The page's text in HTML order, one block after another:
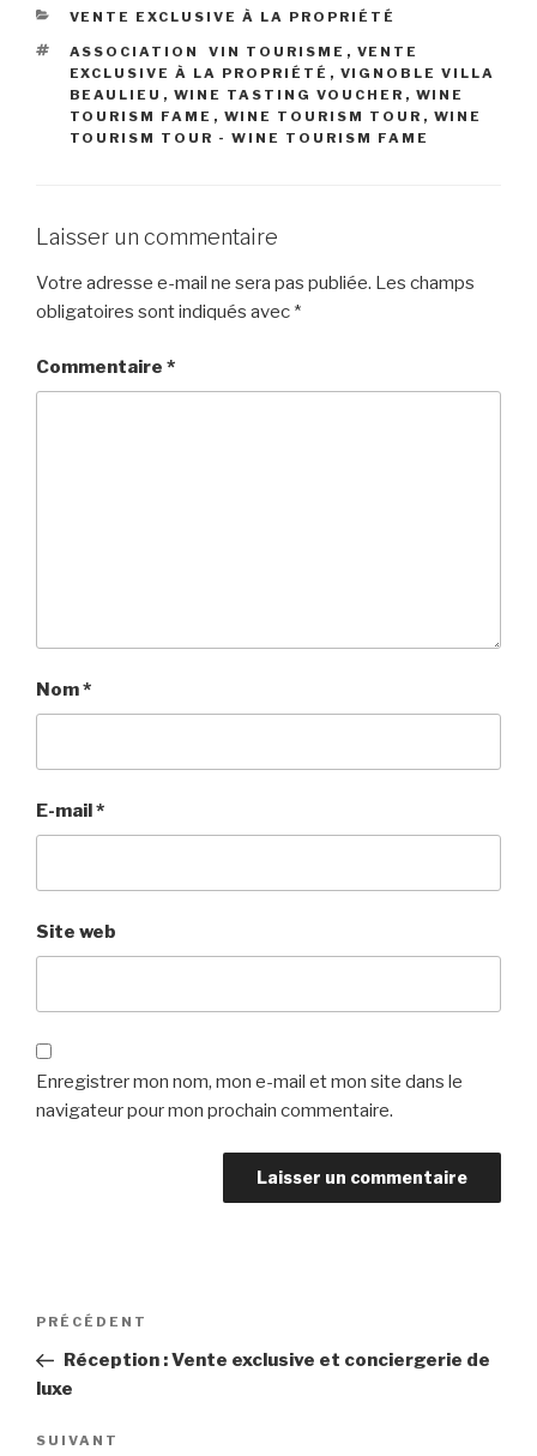
CATÉGORIES
VENTE EXCLUSIVE À LA PROPRIÉTÉ
ÉTIQUETTES
ASSOCIATION VIN TOURISME , VENTE
EXCLUSIVE À LA PROPRIÉTÉ , VIGNOBLE VILLA
BEAULIEU , WINE TASTING VOUCHER , WINE
TOURISM FAME , WINE TOURISM TOUR , WINE
TOURISM TOUR - WINE TOURISM FAME
Laisser un commentaire
Votre adresse e-mail ne sera pas publiée. Les champs
obligatoires sont indiqués avec *
Commentaire *
Nom*
E-mail *
Site web
Enregistrer mon nom, mon e-mail et mon site dans le
navigateur pour mon prochain commentaire.
Navigation
l’article
Article
précédent
PRÉCÉDENT
Réception : Vente exclusive et conciergerie de
luxe
Article
SUIVANT